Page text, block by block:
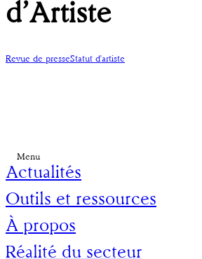
d’Artiste
Revue de presseStatut d'artiste
Actualités
Outils et ressources
À propos
Réalité du secteur
Menu